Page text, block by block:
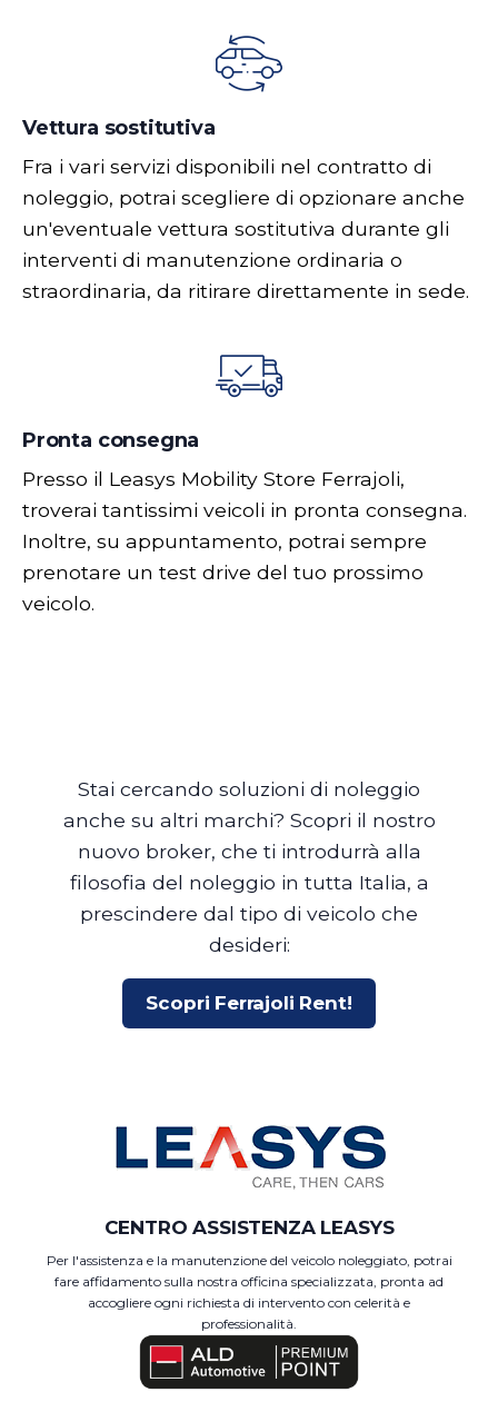
Vettura sostitutiva
Fra i vari servizi disponibili nel contratto di
noleggio, potrai scegliere di opzionare anche
un'eventuale vettura sostitutiva durante gli
interventi di manutenzione ordinaria o
straordinaria, da ritirare direttamente in sede.
Pronta consegna
Presso il Leasys Mobility Store Ferrajoli,
troverai tantissimi veicoli in pronta consegna.
Inoltre, su appuntamento, potrai sempre
prenotare un test drive del tuo prossimo
veicolo.
Stai cercando soluzioni di noleggio
anche su altri marchi? Scopri il nostro
nuovo broker, che ti introdurrà alla
filosofia del noleggio in tutta Italia, a
prescindere dal tipo di veicolo che
desideri:
Scopri Ferrajoli Rent!
CENTRO ASSISTENZA LEASYS
Per l'assistenza e la manutenzione del veicolo noleggiato, potrai
fare affidamento sulla nostra officina specializzata, pronta ad
accogliere ogni richiesta di intervento con celerità e
professionalità.